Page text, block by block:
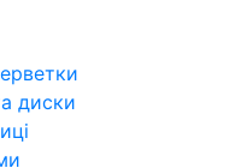
диски